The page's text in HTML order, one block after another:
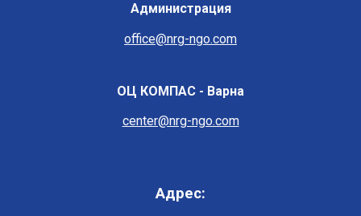
Администрация
office@nrg-ngo.com
ОЦ КОМПАС - Варна
center@nrg-ngo.com
Адрес: